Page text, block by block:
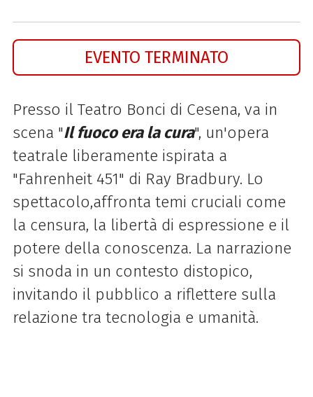
EVENTO TERMINATO
Presso il Teatro Bonci di Cesena, va in
scena "Il fuoco era la cura", un'opera
teatrale liberamente ispirata a
"Fahrenheit 451" di Ray Bradbury. Lo
spettacolo,affronta temi cruciali come
la censura, la libertà di espressione e il
potere della conoscenza. La narrazione
si snoda in un contesto distopico,
invitando il pubblico a riflettere sulla
relazione tra tecnologia e umanità.